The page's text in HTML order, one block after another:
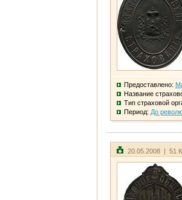
Предоставлено:
Название
Тип страховой
Период: До
20.05.2008 | 51